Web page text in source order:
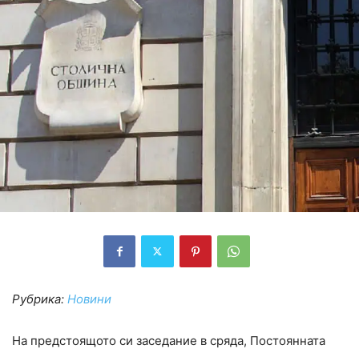
Рубрика: Новини
На предстоящото си заседание в сряда, Постоянната